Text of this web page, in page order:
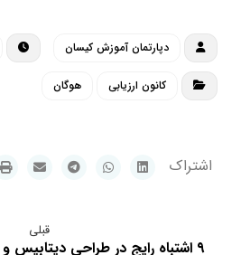
دپارتمان آموزش کیسان
کانون ارزیابی هوگان
قبلی
۹ اشتباه رایج در طراحی دیتابیس